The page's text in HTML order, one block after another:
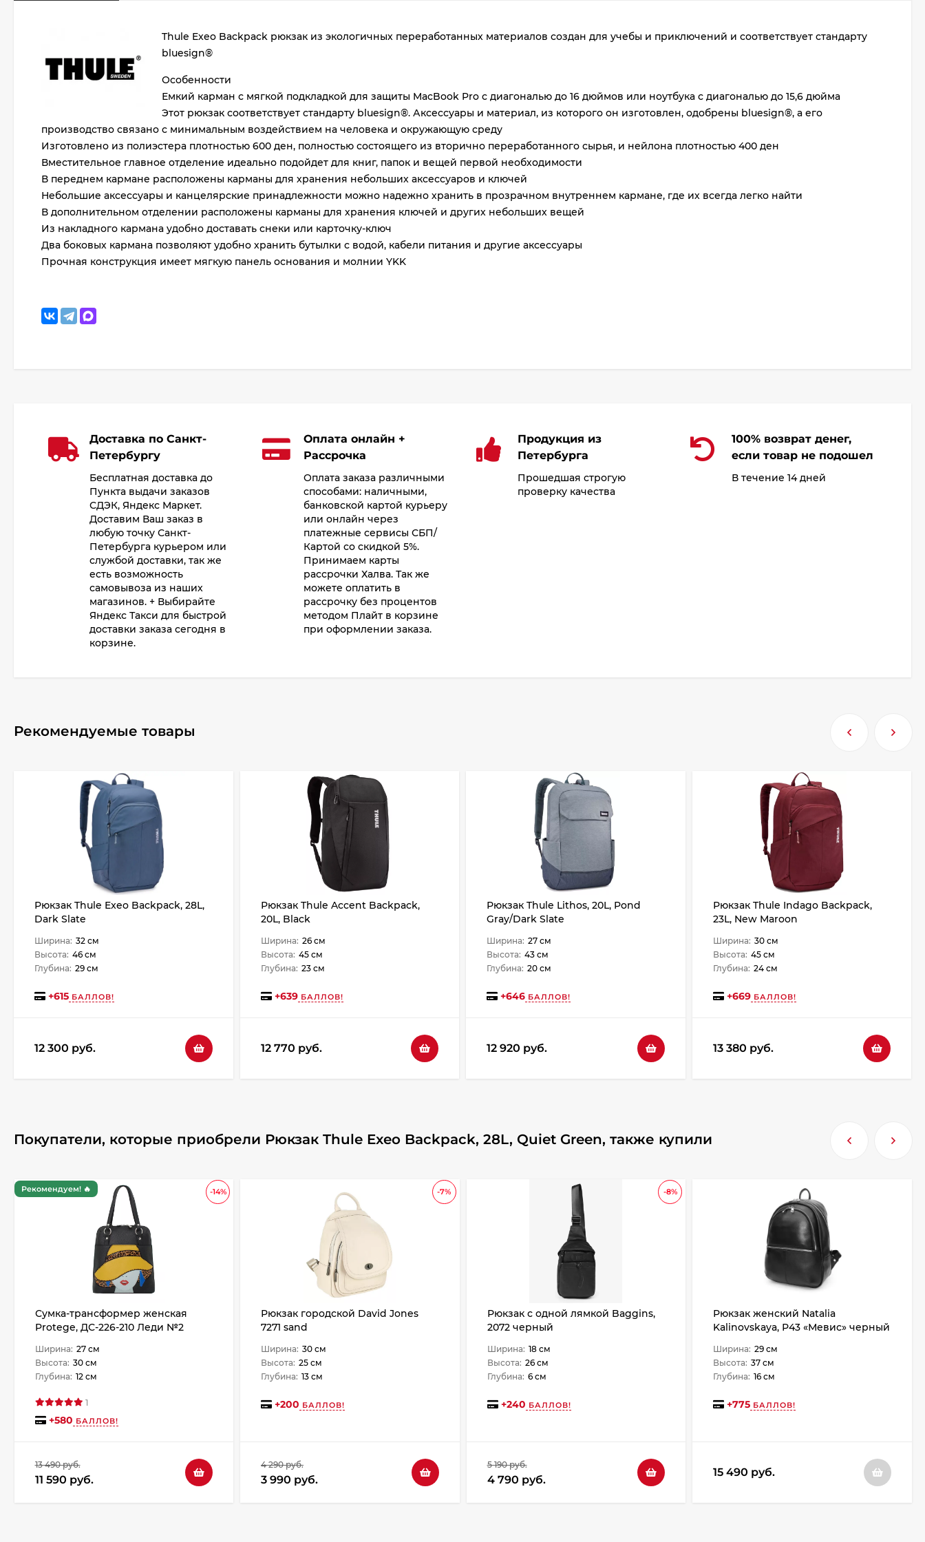
Thule Exeo Backpack рюкзак из экологичных переработанных материалов создан для учебы и приключений и соответствует стандарту
bluesign®
Особенности
Емкий карман с мягкой подкладкой для защиты MacBook Pro с диагональю до 16 дюймов или ноутбука с диагональю до 15,6 дюйма
Этот рюкзак соответствует стандарту bluesign®. Аксессуары и материал, из которого он изготовлен, одобрены bluesign®, а его
производство связано с минимальным воздействием на человека и окружающую среду
Изготовлено из полиэстера плотностью 600 ден, полностью состоящего из вторично переработанного сырья, и нейлона плотностью 400 ден
Вместительное главное отделение идеально подойдет для книг, папок и вещей первой необходимости
В переднем кармане расположены карманы для хранения небольших аксессуаров и ключей
Небольшие аксессуары и канцелярские принадлежности можно надежно хранить в прозрачном внутреннем кармане, где их всегда легко найти
В дополнительном отделении расположены карманы для хранения ключей и других небольших вещей
Из накладного кармана удобно доставать снеки или карточку-ключ
Два боковых кармана позволяют удобно хранить бутылки с водой, кабели питания и другие аксессуары
Прочная конструкция имеет мягкую панель основания и молнии YKK
в 2 недели
Доставка по Санкт-
Петербургу
Бесплатная доставка до
Пункта выдачи заказов
СДЭК, Яндекс Маркет.
Доставим Ваш заказ в
любую точку Санкт-
Петербурга курьером или
службой доставки, так же
есть возможность
самовывоза из наших
магазинов. + Выбирайте
Яндекс Такси для быстрой
доставки заказа сегодня в
корзине.
Оплата онлайн +
Рассрочка
Оплата заказа различными
способами: наличными,
банковской картой курьеру
или онлайн через
платежные сервисы СБП/
Картой со скидкой 5%.
Принимаем карты
рассрочки Халва. Так же
можете оплатить в
рассрочку без процентов
методом Плайт в корзине
при оформлении заказа.
Продукция из
Петербурга
Прошедшая строгую
проверку качества
100% возврат денег,
если товар не подошел
В течение 14 дней
Рекомендуемые товары
Рюкзак Thule Exeo Backpack, 28L,
Dark Slate
Ширина: 32 см
Высота: 46 см
Глубина: 29 см
+615 БАЛЛОВ!
12 300 руб.
Рюкзак Thule Accent Backpack,
20L, Black
Ширина: 26 см
Высота: 45 см
Глубина: 23 см
+639БАЛЛОВ!
12 770 руб.
Рюкзак Thule Lithos, 20L, Pond
Gray/Dark Slate
Ширина: 27 см
Высота: 43 см
Глубина: 20 см
+646 БАЛЛОВ!
12 920 руб.
Рюкзак Thule Indago Backpack,
23L, New Maroon
Ширина: 30 см
Высота: 45 см
Глубина: 24 см
+669БАЛЛОВ!
13 380 руб.
Покупатели, которые приобрели Рюкзак Thule Exeo Backpack, 28L, Quiet Green, также купили
-14%
Рекомендуем! 🔥
Сумка-трансформер женская
Protege, ДС-226-210 Леди №2
Ширина: 27 см
Высота: 30 см
Глубина: 12 см
1
+580 БАЛЛОВ!
13 490 руб.
11 590 руб.
-7%
Рюкзак городской David Jones
7271 sand
Ширина: 30 см
Высота: 25 см
Глубина: 13 см
+200 БАЛЛОВ!
4 290 руб.
3 990 руб.
-8%
Рюкзак с одной лямкой Baggins,
2072 черный
Ширина: 18 см
Высота: 26 см
Глубина: 6 см
+240 БАЛЛОВ!
5 190 руб.
4 790 руб.
Рюкзак женский Natalia
Kalinovskaya, Р43 «Мевис» черный
Ширина: 29 см
Высота: 37 см
Глубина: 16 см
+775 БАЛЛОВ!
15 490 руб.